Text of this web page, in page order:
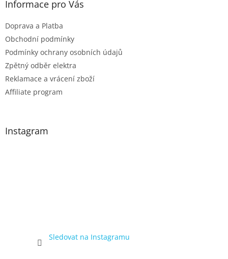
Informace pro Vás
Doprava a Platba
Obchodní podmínky
Podmínky ochrany osobních údajů
Zpětný odběr elektra
Reklamace a vrácení zboží
Affiliate program
Instagram
Sledovat na Instagramu